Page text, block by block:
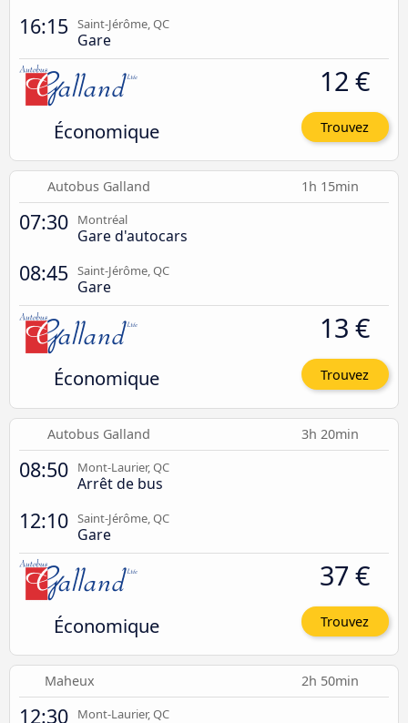
16:15 Saint-Jérôme, QC
Gare
Économique
12 €
Trouvez
Autobus Galland 1h 15min
07:30 Montréal
Gare d'autocars
08:45 Saint-Jérôme, QC
Gare
Économique
13 €
Trouvez
Autobus Galland 3h 20min
08:50 Mont-Laurier, QC
Arrêt de bus
12:10 Saint-Jérôme, QC
Gare
Économique
37 €
Trouvez
Maheux 2h 50min
12:30 Mont-Laurier, QC